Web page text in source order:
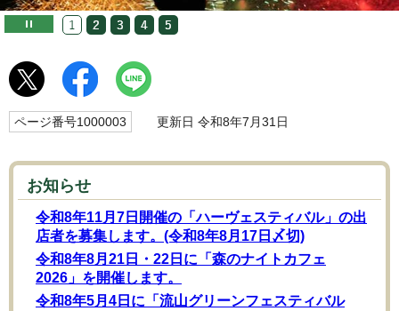
ページ番号1000003 更新日 令和8年7月31日
お知らせ
令和8年11月7日開催の「ハーヴェスティバル」の出
店者を募集します。(令和8年8月17日〆切)
令和8年8月21日・22日に「森のナイトカフェ
2026」を開催します。
令和8年5月4日に「流山グリーンフェスティバル